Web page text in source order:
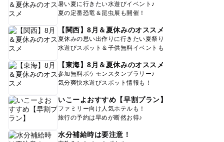
暑い夏に行きたい水遊びイベント♪
夏の定番恐竜＆昆虫展も開催！
【関西】8月＆夏休みのオススメ
夏休みの思い出作りに行きたい夏祭り
水遊びスポット＆子供無料イベントも
【東海】8月＆夏休みのオススメ
参加無料ポケモンスタンプラリー♪
気分爽快水遊びスポット情報も！
いこーよおすすめ【早割プラン】
ファミリー向け人気ホテルも！
旅行の予約は早めが断然お得♪
水分補給時は要注意！